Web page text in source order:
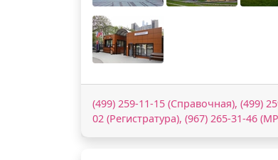
(499) 259-11-15 (Справочная), (499)
02 (Регистратура), (967) 265-31-46